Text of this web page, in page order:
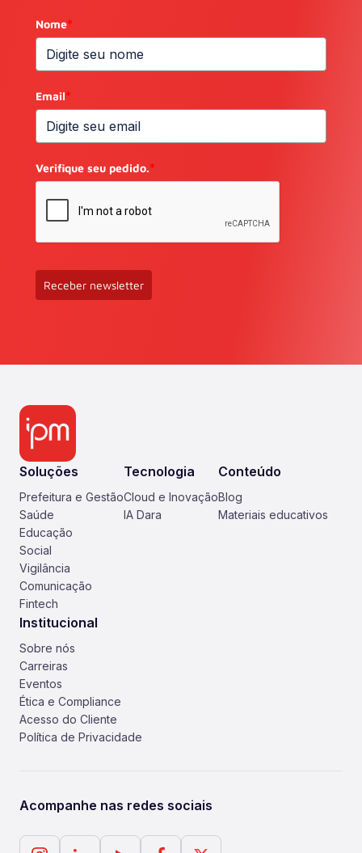
Nome*
Email*
Verifique seu pedido.*
Receber newsletter
Soluções
Prefeitura e Gestão
Saúde
Educação
Social
Vigilância
Comunicação
Fintech
Tecnologia
Cloud e Inovação
IA Dara
Conteúdo
Blog
Materiais educativos
Institucional
Sobre nós
Carreiras
Eventos
Ética e Compliance
Acesso do Cliente
Política de Privacidade
Acompanhe nas redes sociais